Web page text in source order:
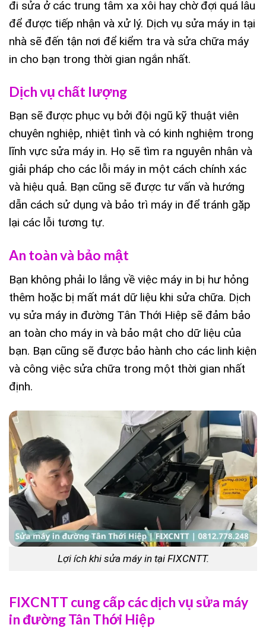
đi sửa ở các trung tâm xa xôi hay chờ đợi quá lâu
để được tiếp nhận và xử lý. Dịch vụ sửa máy in tại
nhà sẽ đến tận nơi để kiểm tra và sửa chữa máy
in cho bạn trong thời gian ngắn nhất.
Dịch vụ chất lượng
Bạn sẽ được phục vụ bởi đội ngũ kỹ thuật viên
chuyên nghiệp, nhiệt tình và có kinh nghiệm trong
lĩnh vực sửa máy in. Họ sẽ tìm ra nguyên nhân và
giải pháp cho các lỗi máy in một cách chính xác
và hiệu quả. Bạn cũng sẽ được tư vấn và hướng
dẫn cách sử dụng và bảo trì máy in để tránh gặp
lại các lỗi tương tự.
An toàn và bảo mật
Bạn không phải lo lắng về việc máy in bị hư hỏng
thêm hoặc bị mất mát dữ liệu khi sửa chữa. Dịch
vụ sửa máy in đường Tân Thới Hiệp sẽ đảm bảo
an toàn cho máy in và bảo mật cho dữ liệu của
bạn. Bạn cũng sẽ được bảo hành cho các linh kiện
và công việc sửa chữa trong một thời gian nhất
định.
Lợi ích khi sửa máy in tại FIXCNTT.
FIXCNTT cung cấp các dịch vụ sửa máy
in đường Tân Thới Hiệp